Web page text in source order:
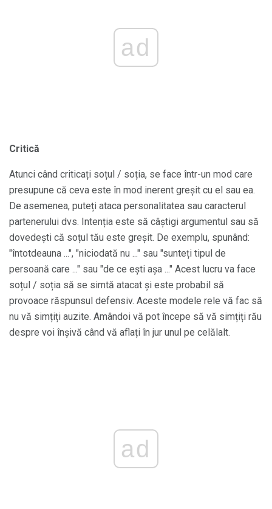
ad
Critică
Atunci când criticați soțul / soția, se face într-un mod care
presupune că ceva este în mod inerent greșit cu el sau ea.
De asemenea, puteți ataca personalitatea sau caracterul
partenerului dvs. Intenția este să câștigi argumentul sau să
dovedești că soțul tău este greșit. De exemplu, spunând:
"întotdeauna ...", "niciodată nu ..." sau "sunteți tipul de
persoană care ..." sau "de ce ești așa ..." Acest lucru va face
soțul / soția să se simtă atacat și este probabil să
provoace răspunsul defensiv. Aceste modele rele vă fac să
nu vă simțiți auzite. Amândoi vă pot începe să vă simțiți rău
despre voi înșivă când vă aflați în jur unul pe celălalt.
ad